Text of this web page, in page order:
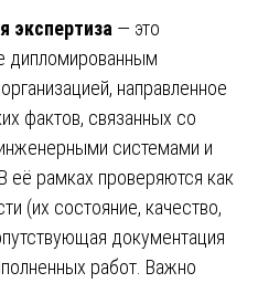
экспертиза — это
дипломированным
направленное
фактов, связанных со
системами и
её рамках проверяются как
(их состояние, качество,
документация
работ. Важно